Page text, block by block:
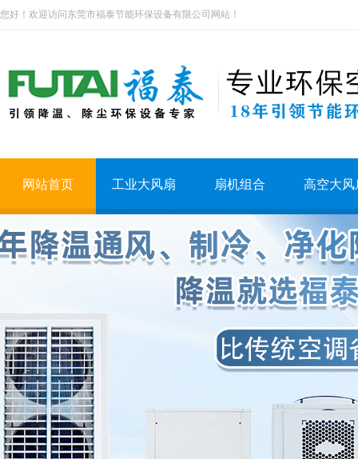
您好！欢迎访问东莞市福泰节能环保设备有限公司网站！
网站首页 工业大风扇 扇机组合 高空大风